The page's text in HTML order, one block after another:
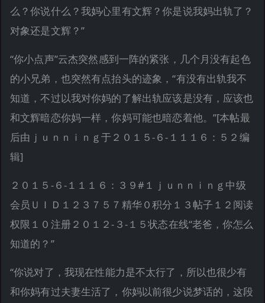
么？你说什么？我妈心里有文辉？你是说我妈出轨了？
对象还是文辉？”
“你小点声”云杰突然感到一阵的紧张，几个月没有起色
的小兄弟，也突然有点抬头的迹象，“有没有出轨我不
知道，不过以我对你妈的了解出轨应该是没有，应该也
和文辉暗恋你妈一样，你妈可能也暗恋着他。”[本帖最
后由ｊｕｎｎｉｎｇ于２０１５-６-１１１６：５２编
辑]
２０１５-６-１１１６：３９#１ｊｕｎｎｉｎｇ中级
会员ＵＩＤ１２３７５７精华０积分１３帖子１２阅读
权限１０注册２０１２-３-１５状态在线“老爸，你怎么
知道的？”
“你说对了，我现在性能力是不太行了，所以也很少有
和你妈有过夫妻生活了，你妈以前很少说梦话的，这段